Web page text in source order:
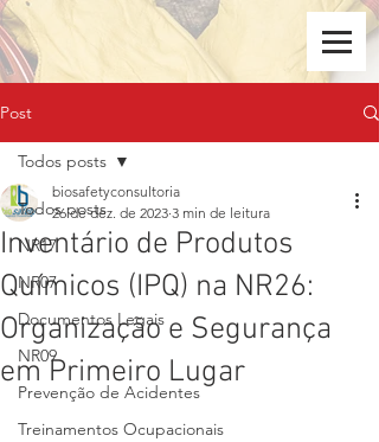
Post
Todos posts
NR17
NR07
Documentos Legais
NR09
Prevenção de Acidentes
Treinamentos Ocupacionais
Todos posts
Inventário de Produtos
Químicos (IPQ) na NR26:
Organização e Segurança
em Primeiro Lugar
biosafetyconsultoria
26 de dez. de 2023 3 min de leitura